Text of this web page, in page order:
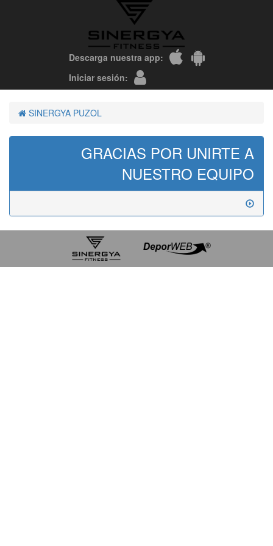
Descarga nuestra app:
Iniciar sesión:
SINERGYA PUZOL
GRACIAS POR UNIRTE A
NUESTRO EQUIPO